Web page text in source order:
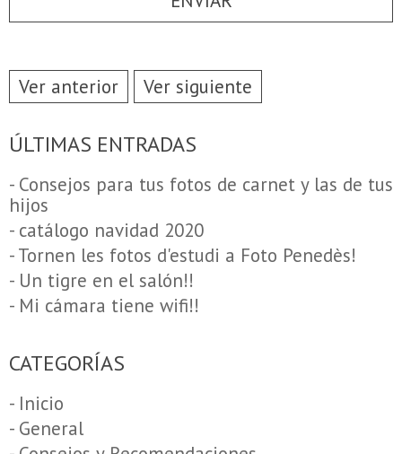
Ver anterior Ver siguiente
ÚLTIMAS ENTRADAS
- Consejos para tus fotos de carnet y las de tus
hijos
- catálogo navidad 2020
- Tornen les fotos d'estudi a Foto Penedès!
- Un tigre en el salón!!
- Mi cámara tiene wifi!!
CATEGORÍAS
- Inicio
- General